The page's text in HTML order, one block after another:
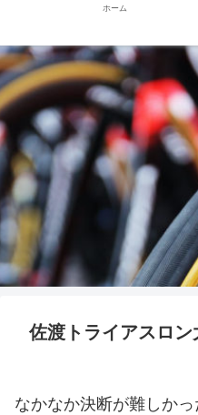
佐渡トライアスロ
なかなか決断が難しか
ホーム